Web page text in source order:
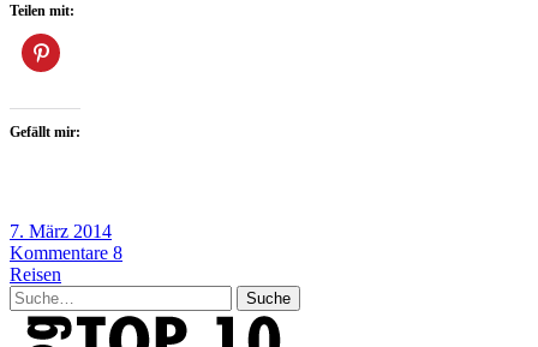
Teilen mit:
Gefällt mir:
7. März 2014
Kommentare 8
Reisen
Suche